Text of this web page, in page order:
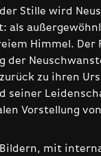
Stille wird
als
Himmel. Der
der
zu ihren
seiner
Vorstellung
Bildern, mit